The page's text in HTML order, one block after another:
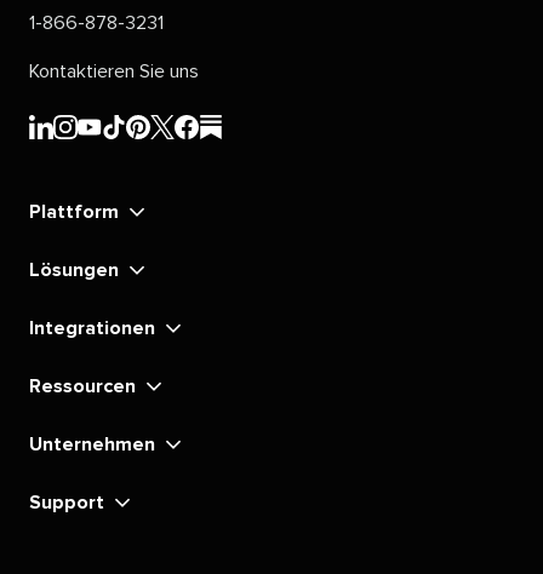
1-866-878-3231​​
Kontaktieren Sie uns​​
Sprout
LinkedIn​​
Sprout
Instagram​​
Sprout
YouTube​​
Sprout
TikTok​​
Sprout
Sprout
Sprout
Sprout
Plattform​​
Lösungen​​
Integrationen​​
Ressourcen​​
Unternehmen​​
Support​​